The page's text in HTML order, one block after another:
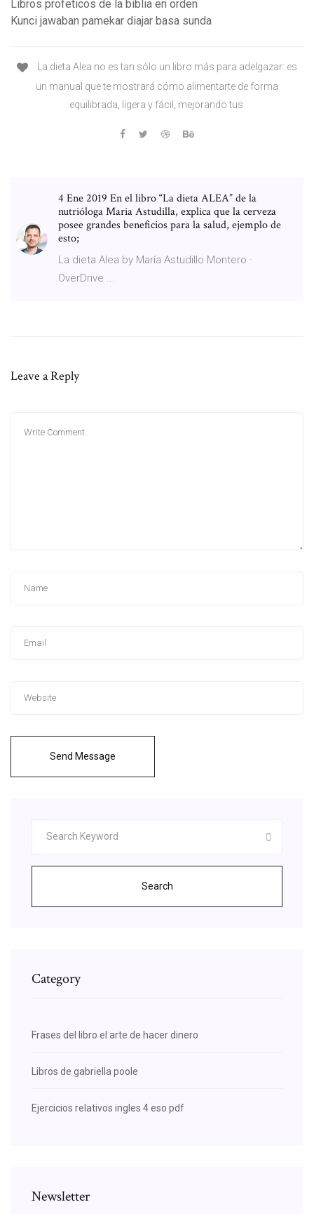
Libros profeticos de la biblia en orden
Kunci jawaban pamekar diajar basa sunda
La dieta Alea no es tan sólo un libro más para adelgazar: es
un manual que te mostrará cómo alimentarte de forma
equilibrada, ligera y fácil, mejorando tus
4 Ene 2019 En el libro “La dieta ALEA” de la
nutrióloga Maria Astudilla, explica que la cerveza
posee grandes beneficios para la salud, ejemplo de
esto;
La dieta Alea by María Astudillo Montero ·
OverDrive ...
Leave a Reply
Send Message
Search
Category
Frases del libro el arte de hacer dinero
Libros de gabriella poole
Ejercicios relativos ingles 4 eso pdf
Newsletter